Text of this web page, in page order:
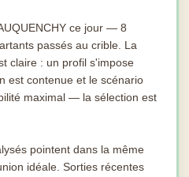
ce jour — 8
passés au crible. La
claire : un profil s'impose
est contenue et le scénario
maximal — la sélection est
pointent dans la même
idéale. Sorties récentes